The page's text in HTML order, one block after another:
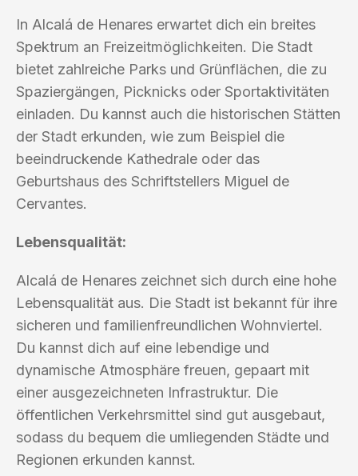
In Alcalá de Henares erwartet dich ein breites
Spektrum an Freizeitmöglichkeiten. Die Stadt
bietet zahlreiche Parks und Grünflächen, die zu
Spaziergängen, Picknicks oder Sportaktivitäten
einladen. Du kannst auch die historischen Stätten
der Stadt erkunden, wie zum Beispiel die
beeindruckende Kathedrale oder das
Geburtshaus des Schriftstellers Miguel de
Cervantes.
Lebensqualität:
Alcalá de Henares zeichnet sich durch eine hohe
Lebensqualität aus. Die Stadt ist bekannt für ihre
sicheren und familienfreundlichen Wohnviertel.
Du kannst dich auf eine lebendige und
dynamische Atmosphäre freuen, gepaart mit
einer ausgezeichneten Infrastruktur. Die
öffentlichen Verkehrsmittel sind gut ausgebaut,
sodass du bequem die umliegenden Städte und
Regionen erkunden kannst.